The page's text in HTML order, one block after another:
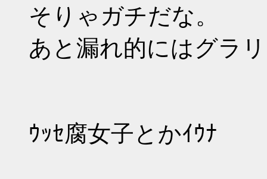
そりゃガチだな。
あと漏れ的にはグラ
ｳｯｾ腐女子とかｲｳﾅ